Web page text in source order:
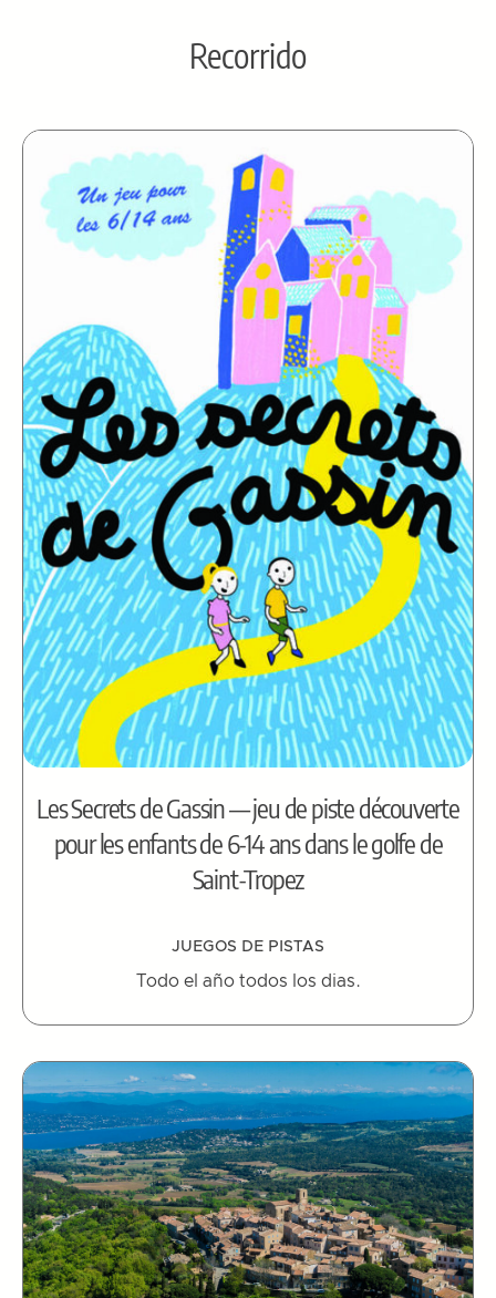
Recorrido
Les Secrets de Gassin — jeu de piste découverte
pour les enfants de 6-14 ans dans le golfe de
Saint-Tropez
JUEGOS DE PISTAS
Todo el año todos los dias.